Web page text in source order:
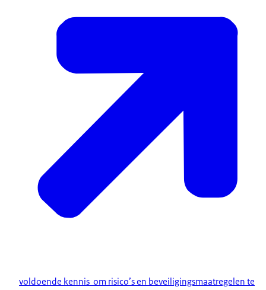
voldoende kennis om risico’s en beveiligingsmaatregelen te